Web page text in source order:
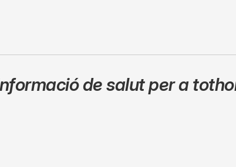
de salut per a